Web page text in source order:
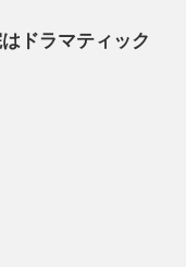
ドラマティック